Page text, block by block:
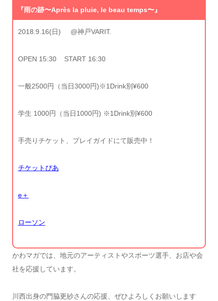
『雨の跡〜Après la pluie, le beau temps〜』
2018.9.16(日) @神戸VARIT.
OPEN 15:30 START 16:30
一般2500円（当日3000円)※1Drink別¥600
学生 1000円（当日1000円) ※1Drink別¥600
手売りチケット、プレイガイドにて販売中！
チケットぴあ
e＋
ローソン
かわマガでは、地元のアーティストやスポーツ選手、お店や会
社を応援しています。
川西出身の門脇更紗さんの応援、ぜひよろしくお願いします